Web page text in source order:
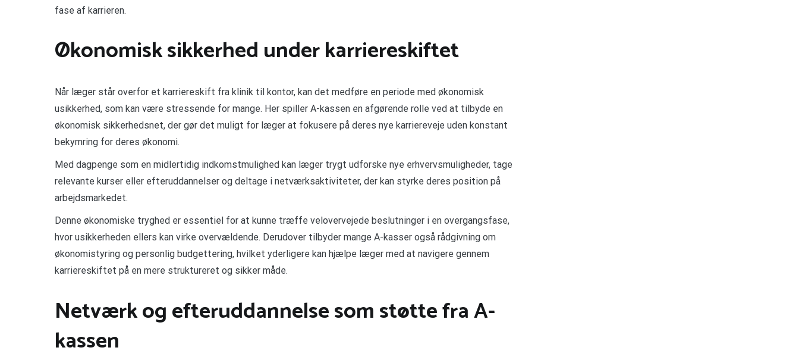
fase af karrieren.
Økonomisk sikkerhed under karriereskiftet
Når læger står overfor et karriereskift fra klinik til kontor, kan det medføre en periode med økonomisk
usikkerhed, som kan være stressende for mange. Her spiller A-kassen en afgørende rolle ved at tilbyde en
økonomisk sikkerhedsnet, der gør det muligt for læger at fokusere på deres nye karriereveje uden konstant
bekymring for deres økonomi.
Med dagpenge som en midlertidig indkomstmulighed kan læger trygt udforske nye erhvervsmuligheder, tage
relevante kurser eller efteruddannelser og deltage i netværksaktiviteter, der kan styrke deres position på
arbejdsmarkedet.
Denne økonomiske tryghed er essentiel for at kunne træffe velovervejede beslutninger i en overgangsfase,
hvor usikkerheden ellers kan virke overvældende. Derudover tilbyder mange A-kasser også rådgivning om
økonomistyring og personlig budgettering, hvilket yderligere kan hjælpe læger med at navigere gennem
karriereskiftet på en mere struktureret og sikker måde.
Netværk og efteruddannelse som støtte fra A-
kassen